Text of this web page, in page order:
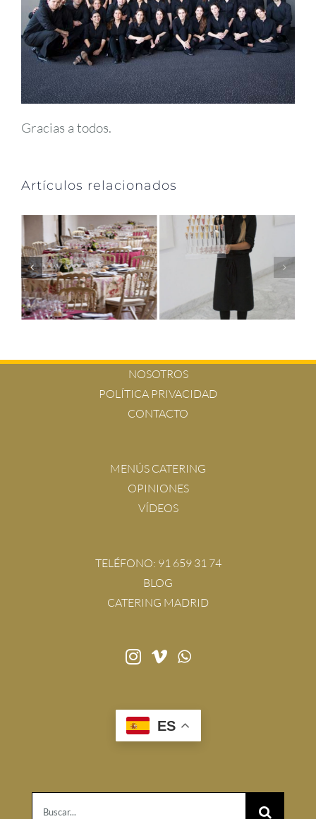
Gracias a todos.
Artículos relacionados
favor y 3 en
contra de la
mantelería
bordada para
un evento
Las 5
NOSOTROS
POLÍTICA PRIVACIDAD
CONTACTO
MENÚS CATERING
OPINIONES
VÍDEOS
TELÉFONO: 91 659 31 74
BLOG
CATERING MADRID
ES